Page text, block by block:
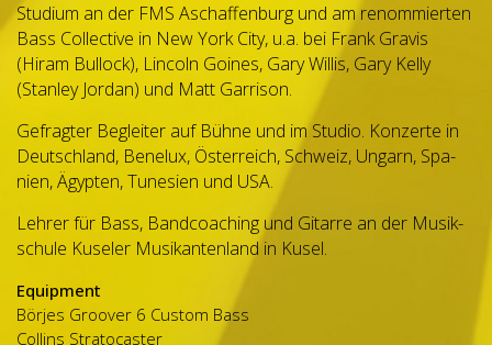
Stu­dium an der FMS Aschaf­fen­burg und am renom­mier­ten
Bass Coll­ec­tive in New York City, u.a. bei Frank Gra­vis
(Hiram Bul­lock), Lin­coln Goi­nes, Gary Wil­lis, Gary Kelly
(Stan­ley Jor­dan) und Matt Garrison.
Gefrag­ter Beglei­ter auf Bühne und im Stu­dio. Kon­zerte in
Deutsch­land, Bene­lux, Öster­reich, Schweiz, Ungarn, Spa­
nien, Ägyp­ten, Tune­sien und USA.
Leh­rer für Bass, Band­coa­ching und Gitarre an der Musik­
schule Kuse­ler Musi­kan­ten­land in Kusel.
Equip­ment
Bör­jes Groo­ver 6 Cus­tom Bass
Coll­ins Stra­to­cas­ter